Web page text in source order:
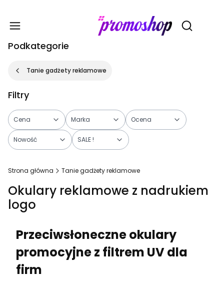
Otwórz
Podkategorie
Tanie gadżety reklamowe
Filtry
Cena Marka Ocena
Nowość SALE !
Strona główna Tanie gadżety reklamowe
Okulary reklamowe z nadrukiem
logo
Przeciwsłoneczne okulary
promocyjne z filtrem UV dla
firm